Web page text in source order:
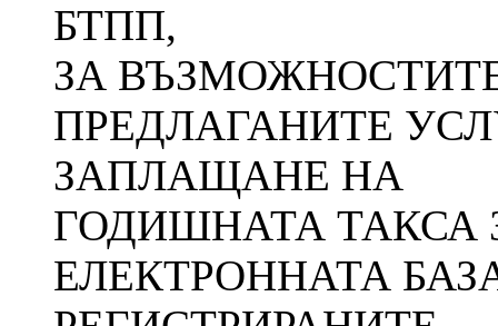
БТПП,
ЗА
ПРЕДЛАГАНИТЕ
ЗАПЛАЩАНЕ НА
ГОДИШНАТА ТАКСА
ЕЛЕКТРОННАТА